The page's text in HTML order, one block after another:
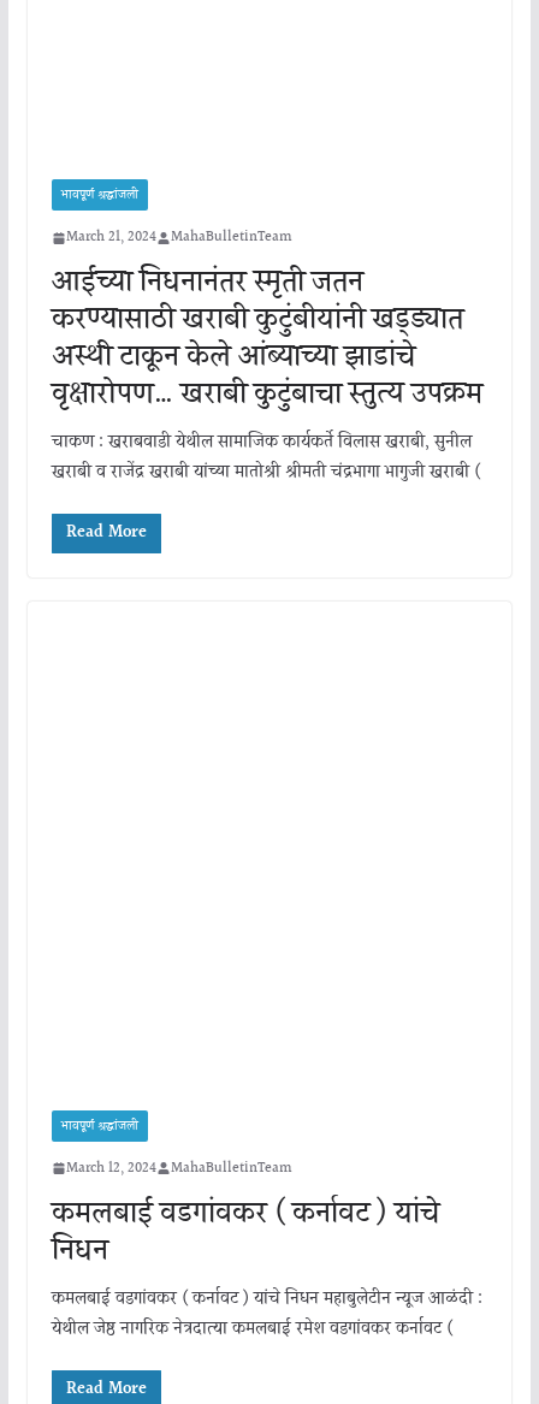
भावपूर्ण श्रद्धांजली
March 21, 2024 MahaBulletinTeam
आईच्या निधनानंतर स्मृती जतन
करण्यासाठी खराबी कुटुंबीयांनी खड्ड्यात
अस्थी टाकून केले आंब्याच्या झाडांचे
वृक्षारोपण… खराबी कुटुंबाचा स्तुत्य उपक्रम
चाकण : खराबवाडी येथील सामाजिक कार्यकर्ते विलास खराबी, सुनील
खराबी व राजेंद्र खराबी यांच्या मातोश्री श्रीमती चंद्रभागा भागुजी खराबी (
Read More
भावपूर्ण श्रद्धांजली
March 12, 2024 MahaBulletinTeam
कमलबाई वडगांवकर ( कर्नावट ) यांचे
निधन
कमलबाई वडगांवकर ( कर्नावट ) यांचे निधन महाबुलेटीन न्यूज आळंदी :
येथील जेष्ठ नागरिक नेत्रदात्या कमलबाई रमेश वडगांवकर कर्नावट (
Read More